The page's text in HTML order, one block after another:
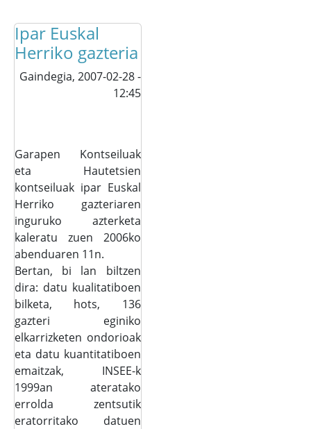
Ipar Euskal
Herriko gazteria
Gaindegia, 2007-02-28 -
12:45
Garapen Kontseiluak
eta Hautetsien
kontseiluak ipar Euskal
Herriko gazteriaren
inguruko azterketa
kaleratu zuen 2006ko
abenduaren 11n.
Bertan, bi lan biltzen
dira: datu kualitatiboen
bilketa, hots, 136
gazteri eginiko
elkarrizketen ondorioak
eta datu kuantitatiboen
emaitzak, INSEE-k
1999an ateratako
errolda zentsutik
eratorritako datuen